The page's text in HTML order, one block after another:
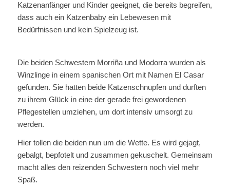
Katzenanfänger und Kinder geeignet, die bereits begreifen,
dass auch ein Katzenbaby ein Lebewesen mit
Bedürfnissen und kein Spielzeug ist.
Die beiden Schwestern Morriña und Modorra wurden als
Winzlinge in einem spanischen Ort mit Namen El Casar
gefunden. Sie hatten beide Katzenschnupfen und durften
zu ihrem Glück in eine der gerade frei gewordenen
Pflegestellen umziehen, um dort intensiv umsorgt zu
werden.
Hier tollen die beiden nun um die Wette. Es wird gejagt,
gebalgt, bepfotelt und zusammen gekuschelt. Gemeinsam
macht alles den reizenden Schwestern noch viel mehr
Spaß.